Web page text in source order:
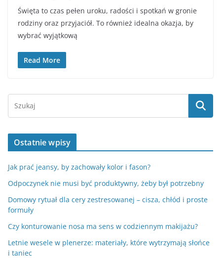
Święta to czas pełen uroku, radości i spotkań w gronie
rodziny oraz przyjaciół. To również idealna okazja, by
wybrać wyjątkową
Read More
Ostatnie wpisy
Jak prać jeansy, by zachowały kolor i fason?
Odpoczynek nie musi być produktywny, żeby był potrzebny
Domowy rytuał dla cery zestresowanej – cisza, chłód i proste
formuły
Czy konturowanie nosa ma sens w codziennym makijażu?
Letnie wesele w plenerze: materiały, które wytrzymają słońce
i taniec